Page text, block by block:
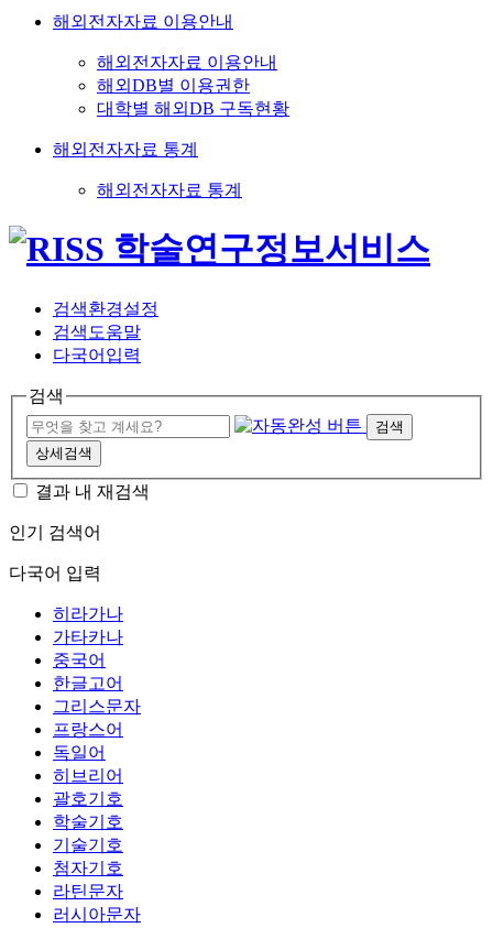
해외전자자료 이용안내
해외전자자료 이용안내
해외DB별 이용권한
대학별 해외DB 구독현황
해외전자자료 통계
해외전자자료 통계
검색환경설정
검색도움말
다국어입력
검색
검색
상세검색
결과 내 재검색
인기 검색어
다국어 입력
히라가나
가타카나
중국어
한글고어
그리스문자
프랑스어
독일어
히브리어
괄호기호
학술기호
기술기호
첨자기호
라틴문자
러시아문자